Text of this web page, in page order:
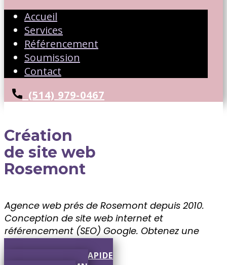
Accueil
Services
Référencement
Soumission
Contact
(514) 979-0467
Création
de site web
Rosemont
Agence web prés de Rosemont depuis 2010.
Conception de site web internet et
référencement (SEO) Google. ​Obtenez une
SOUMISSION RAPIDE